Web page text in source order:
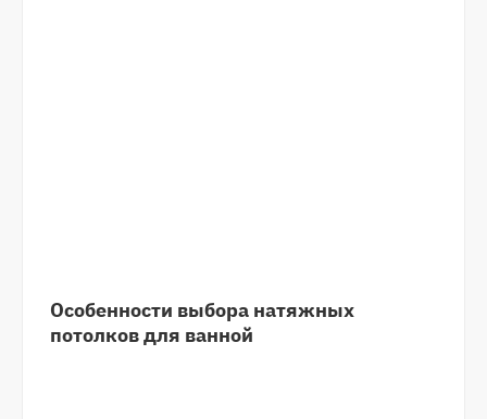
Особенности выбора натяжных
потолков для ванной